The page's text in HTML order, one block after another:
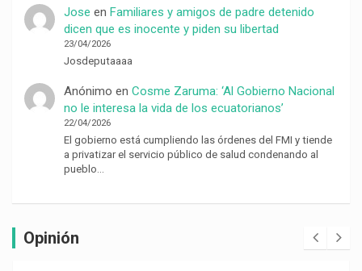
Jose en Familiares y amigos de padre detenido
dicen que es inocente y piden su libertad
23/04/2026
Josdeputaaaa
Anónimo en Cosme Zaruma: ‘Al Gobierno Nacional
no le interesa la vida de los ecuatorianos’
22/04/2026
El gobierno está cumpliendo las órdenes del FMI y tiende
a privatizar el servicio público de salud condenando al
pueblo…
Opinión